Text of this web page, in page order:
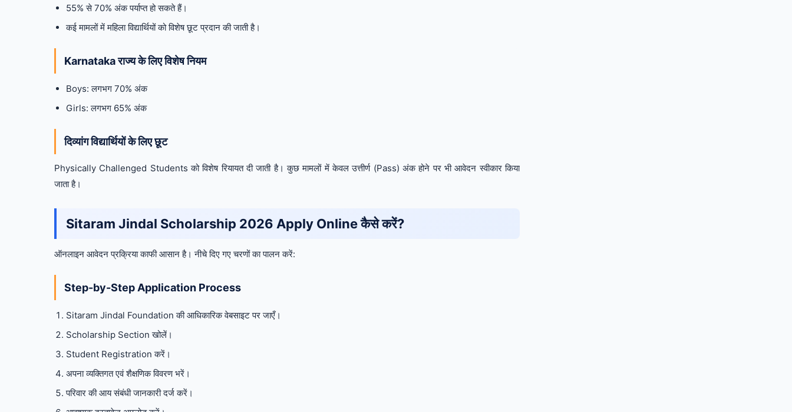
55% से 70% अंक पर्याप्त हो सकते हैं।
कई मामलों में महिला विद्यार्थियों को विशेष छूट प्रदान की जाती है।
Karnataka राज्य के लिए विशेष नियम
Boys: लगभग 70% अंक
Girls: लगभग 65% अंक
दिव्यांग विद्यार्थियों के लिए छूट
Physically Challenged Students को विशेष रियायत दी जाती है। कुछ मामलों में केवल उत्तीर्ण (Pass) अंक होने पर भी आवेदन स्वीकार किया
जाता है।
Sitaram Jindal Scholarship 2026 Apply Online कैसे करें?
ऑनलाइन आवेदन प्रक्रिया काफी आसान है। नीचे दिए गए चरणों का पालन करें:
Step-by-Step Application Process
Sitaram Jindal Foundation की आधिकारिक वेबसाइट पर जाएँ।
Scholarship Section खोलें।
Student Registration करें।
अपना व्यक्तिगत एवं शैक्षणिक विवरण भरें।
परिवार की आय संबंधी जानकारी दर्ज करें।